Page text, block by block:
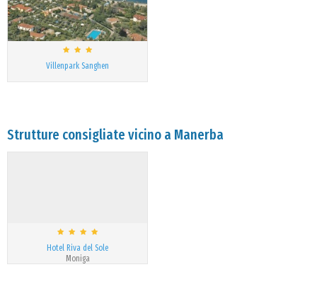
Villenpark Sanghen
Strutture consigliate vicino a Manerba
Hotel Riva del Sole
Moniga